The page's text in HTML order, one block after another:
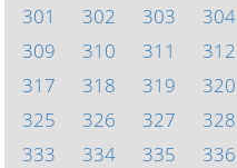
301
302 303 304
309
310 311 312
317
318 319 320
325
326 327 328
333
334 335 336